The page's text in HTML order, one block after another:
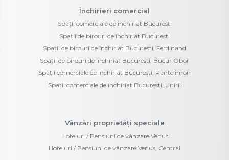
Închirieri comercial
Spații comerciale de închiriat Bucuresti
Spații de birouri de închiriat Bucuresti
Spații de birouri de închiriat Bucuresti, Ferdinand
Spații de birouri de închiriat Bucuresti, Bucur Obor
Spații comerciale de închiriat Bucuresti, Pantelimon
Spații comerciale de închiriat Bucuresti, Unirii
Vânzări proprietăți speciale
Hoteluri / Pensiuni de vânzare Venus
Hoteluri / Pensiuni de vânzare Venus, Central